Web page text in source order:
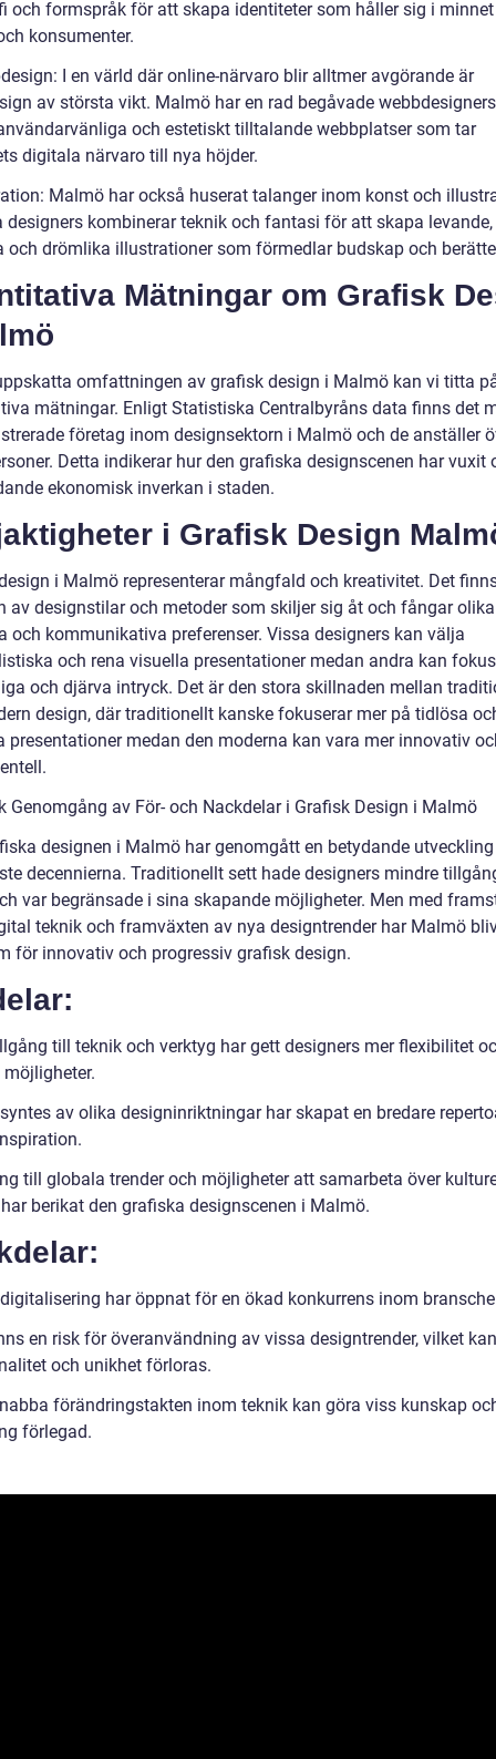
och formspråk för att skapa identiteter som håller sig i
konsumenter.
I en värld där online-närvaro blir alltmer avgörande är
av största vikt. Malmö har en rad begåvade
och estetiskt tilltalande webbplatser som tar
digitala närvaro till nya höjder.
Malmö har också huserat talanger inom konst och
designers kombinerar teknik och fantasi för att skapa levande,
och drömlika illustrationer som förmedlar budskap och
Mätningar om Grafisk
omfattningen av grafisk design i Malmö kan vi titta
mätningar. Enligt Statistiska Centralbyråns data finns det
företag inom designsektorn i Malmö och de anställer
Detta indikerar hur den grafiska designscenen har vuxit
ekonomisk inverkan i staden.
i Grafisk Design
i Malmö representerar mångfald och kreativitet. Det
av designstilar och metoder som skiljer sig åt och fångar olika
och kommunikativa preferenser. Vissa designers kan välja
och rena visuella presentationer medan andra kan
och djärva intryck. Det är den stora skillnaden mellan
design, där traditionellt kanske fokuserar mer på tidlösa
presentationer medan den moderna kan vara mer innovativ
Genomgång av För- och Nackdelar i Grafisk Design i Malmö
designen i Malmö har genomgått en betydande
decennierna. Traditionellt sett hade designers mindre
var begränsade i sina skapande möjligheter. Men med
teknik och framväxten av nya designtrender har Malmö
för innovativ och progressiv grafisk design.
till teknik och verktyg har gett designers mer flexibilitet
av olika designinriktningar har skapat en bredare
till globala trender och möjligheter att samarbeta över
berikat den grafiska designscenen i Malmö.
har öppnat för en ökad konkurrens inom
en risk för överanvändning av vissa designtrender, vilket
och unikhet förloras.
förändringstakten inom teknik kan göra viss kunskap
förlegad.